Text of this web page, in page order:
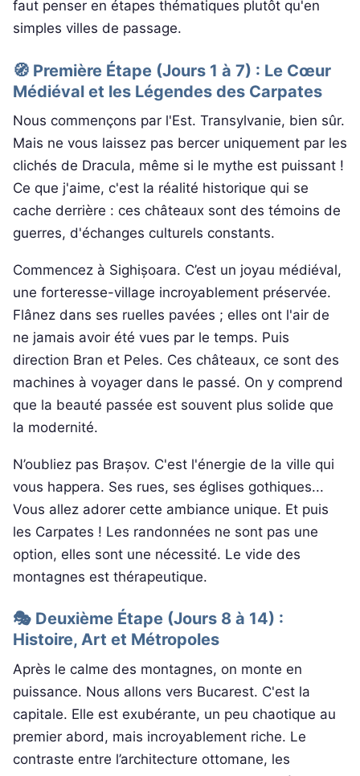
faut penser en étapes thématiques plutôt qu'en
simples villes de passage.
🧭 Première Étape (Jours 1 à 7) : Le Cœur
Médiéval et les Légendes des Carpates
Nous commençons par l'Est. Transylvanie, bien sûr.
Mais ne vous laissez pas bercer uniquement par les
clichés de Dracula, même si le mythe est puissant !
Ce que j'aime, c'est la réalité historique qui se
cache derrière : ces châteaux sont des témoins de
guerres, d'échanges culturels constants.
Commencez à Sighișoara. C’est un joyau médiéval,
une forteresse-village incroyablement préservée.
Flânez dans ses ruelles pavées ; elles ont l'air de
ne jamais avoir été vues par le temps. Puis
direction Bran et Peles. Ces châteaux, ce sont des
machines à voyager dans le passé. On y comprend
que la beauté passée est souvent plus solide que
la modernité.
N’oubliez pas Brașov. C'est l'énergie de la ville qui
vous happera. Ses rues, ses églises gothiques...
Vous allez adorer cette ambiance unique. Et puis
les Carpates ! Les randonnées ne sont pas une
option, elles sont une nécessité. Le vide des
montagnes est thérapeutique.
🎭 Deuxième Étape (Jours 8 à 14) :
Histoire, Art et Métropoles
Après le calme des montagnes, on monte en
puissance. Nous allons vers Bucarest. C'est la
capitale. Elle est exubérante, un peu chaotique au
premier abord, mais incroyablement riche. Le
contraste entre l’architecture ottomane, les